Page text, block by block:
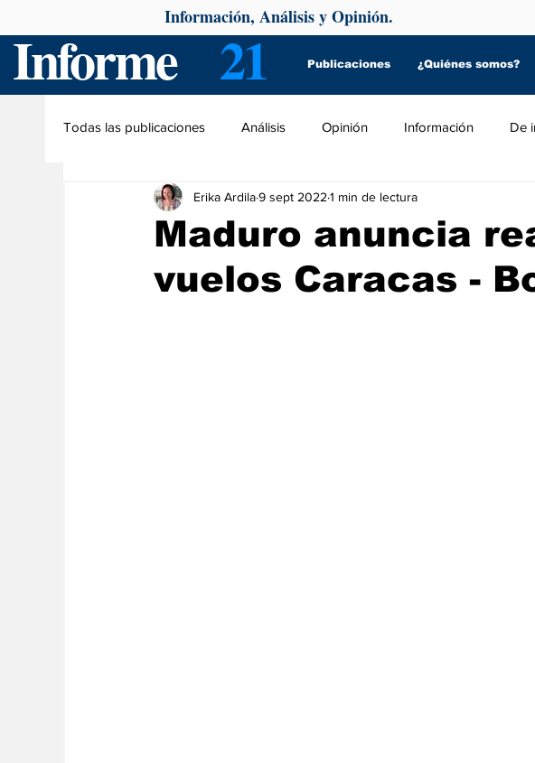
Informe 21 Publicaciones ¿Quiénes somos?
Información, Análisis y Opinión.
Todas las publicaciones Análisis Opinión Información De
Maduro anuncia
vuelos Caracas -
Erika Ardila9 sept 2022 1 min de lectura